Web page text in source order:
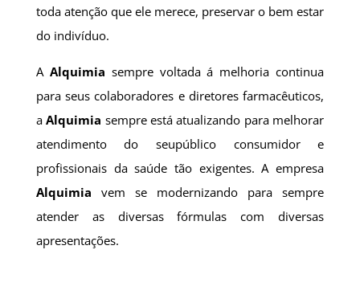
toda atenção que ele merece, preservar o bem estar
do indivíduo.
A Alquimia sempre voltada á melhoria continua
para seus colaboradores e diretores farmacêuticos,
aAlquimia sempre está atualizando para melhorar
atendimento do seupúblico consumidor e
profissionais da saúde tão exigentes. A empresa
Alquimia vem se modernizando para sempre
atender as diversas fórmulas com diversas
apresentações.